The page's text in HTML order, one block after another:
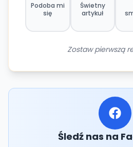
Podoba mi
się
Świetny
artykuł
Zostaw pierwszą
Śledź nas na